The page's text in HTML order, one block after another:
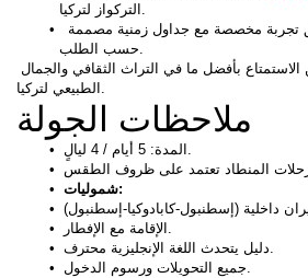
التركواز لتركيا.
حسب الطلب.
الطبيعي لتركيا.
ملاحظات الجولة
المدة: 5 أيام / 4 ليالٍ.
شموليات:
الإقامة مع الإفطار.
دليل يتحدث اللغة الإنجليزية محترف.
جميع التحويلات ورسوم الدخول.